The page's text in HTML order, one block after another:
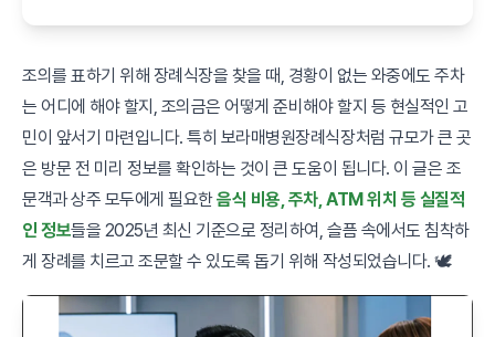
조의를 표하기 위해 장례식장을 찾을 때, 경황이 없는 와중에도 주차
는 어디에 해야 할지, 조의금은 어떻게 준비해야 할지 등 현실적인 고
민이 앞서기 마련입니다. 특히 보라매병원장례식장처럼 규모가 큰 곳
은 방문 전 미리 정보를 확인하는 것이 큰 도움이 됩니다. 이 글은 조
문객과 상주 모두에게 필요한음식 비용, 주차, ATM 위치 등 실질적
인 정보들을 2025년 최신 기준으로 정리하여, 슬픔 속에서도 침착하
게 장례를 치르고 조문할 수 있도록 돕기 위해 작성되었습니다. 🕊️